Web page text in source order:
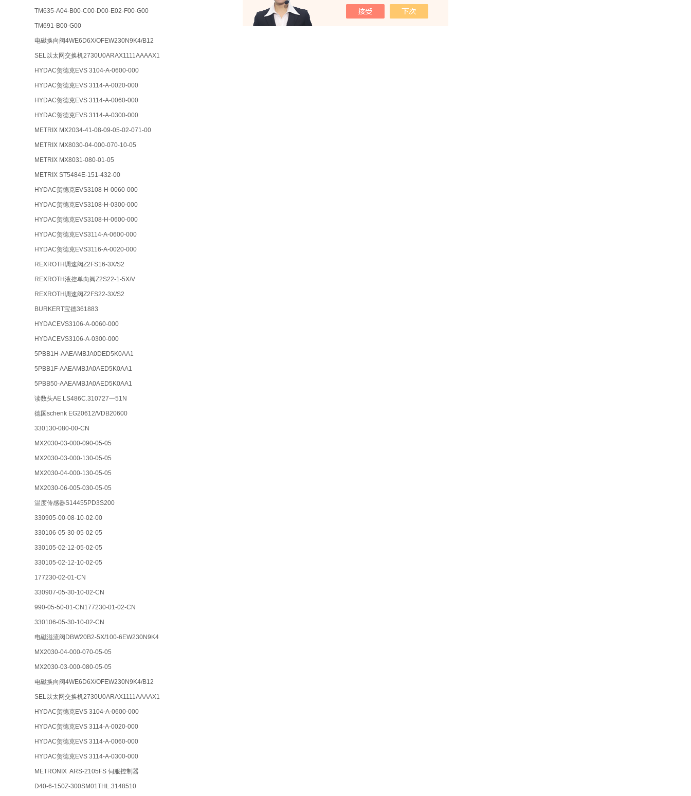
TM635-A04-B00-C00-D00-E02-F00-G00
TM691-B00-G00
电磁换向阀4WE6D6X/OFEW230N9K4/B12
SEL以太网交换机2730U0ARAX1111AAAAX1
HYDAC贺德克EVS 3104-A-0600-000
HYDAC贺德克EVS 3114-A-0020-000
HYDAC贺德克EVS 3114-A-0060-000
HYDAC贺德克EVS 3114-A-0300-000
METRIX MX2034-41-08-09-05-02-071-00
METRIX MX8030-04-000-070-10-05
METRIX MX8031-080-01-05
METRIX ST5484E-151-432-00
HYDAC贺德克EVS3108-H-0060-000
HYDAC贺德克EVS3108-H-0300-000
HYDAC贺德克EVS3108-H-0600-000
HYDAC贺德克EVS3114-A-0600-000
HYDAC贺德克EVS3116-A-0020-000
REXROTH调速阀Z2FS16-3X/S2
REXROTH液控单向阀Z2S22-1-5X/V
REXROTH调速阀Z2FS22-3X/S2
BURKERT宝德361883
HYDACEVS3106-A-0060-000
HYDACEVS3106-A-0300-000
5PBB1H-AAEAMBJA0DED5K0AA1
5PBB1F-AAEAMBJA0AED5K0AA1
5PBB50-AAEAMBJA0AED5K0AA1
读数头AE LS486C.310727一51N
德国schenk EG20612/VDB20600
330130-080-00-CN
MX2030-03-000-090-05-05
MX2030-03-000-130-05-05
MX2030-04-000-130-05-05
MX2030-06-005-030-05-05
温度传感器S14455PD3S200
330905-00-08-10-02-00
330106-05-30-05-02-05
330105-02-12-05-02-05
330105-02-12-10-02-05
177230-02-01-CN
330907-05-30-10-02-CN
990-05-50-01-CN177230-01-02-CN
330106-05-30-10-02-CN
电磁溢流阀DBW20B2-5X/100-6EW230N9K4
MX2030-04-000-070-05-05
MX2030-03-000-080-05-05
电磁换向阀4WE6D6X/OFEW230N9K4/B12
SEL以太网交换机2730U0ARAX1111AAAAX1
HYDAC贺德克EVS 3104-A-0600-000
HYDAC贺德克EVS 3114-A-0020-000
HYDAC贺德克EVS 3114-A-0060-000
HYDAC贺德克EVS 3114-A-0300-000
METRONIX ARS-2105FS 伺服控制器
D40-6-150Z-300SM01THL.3148510